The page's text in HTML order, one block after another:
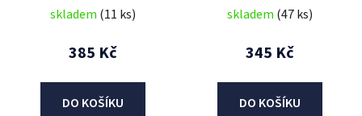
skladem (11 ks)
385 Kč
DO KOŠÍKU
skladem (47 ks)
345 Kč
DO KOŠÍKU